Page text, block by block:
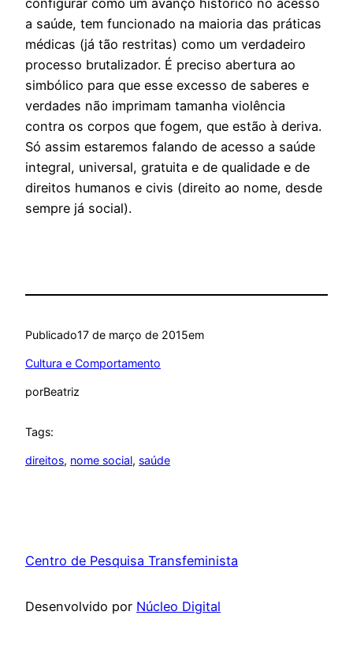
configurar como um avanço histórico no acesso
a saúde, tem funcionado na maioria das práticas
médicas (já tão restritas) como um verdadeiro
processo brutalizador. É preciso abertura ao
simbólico para que esse excesso de saberes e
verdades não imprimam tamanha violência
contra os corpos que fogem, que estão à deriva.
Só assim estaremos falando de acesso a saúde
integral, universal, gratuita e de qualidade e de
direitos humanos e civis (direito ao nome, desde
sempre já social).
Publicado17 de março de 2015em
Cultura e Comportamento
porBeatriz
Tags:
direitos, nome social, saúde
Centro de Pesquisa Transfeminista
Desenvolvido por Núcleo Digital